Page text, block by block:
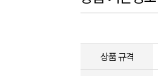
상품 규격